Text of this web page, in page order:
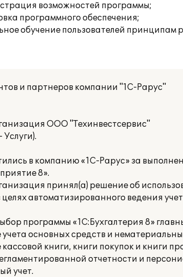
возможностей программы;
программного обеспечения;
обучение пользователей принципам
и партнеров компании "1С-Рарус"
ООО "Техинвестсервис"
Услуги).
в компанию «1С-Рарус» за
8».
принял(а) решение об
целях автоматизированного ведения
программы «1С:Бухгалтерия 8»
учета основных средств и
кассовой книги, книги покупок и книги
отчетности и
учет.